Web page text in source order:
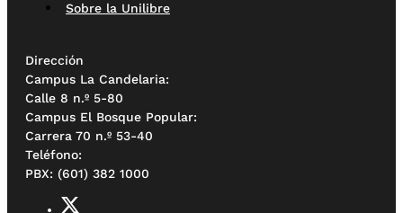
Sobre la Unilibre
Dirección
Campus La Candelaria:
Calle 8 n.º 5-80
Campus El Bosque Popular:
Carrera 70 n.º 53-40
Teléfono:
PBX: (601) 382 1000